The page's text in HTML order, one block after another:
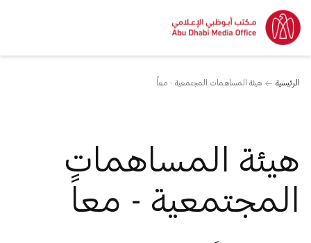
الرئيسية هيئة المساهمات المجتمعية - معاً
هيئة المساهمات
المجتمعية - معاً